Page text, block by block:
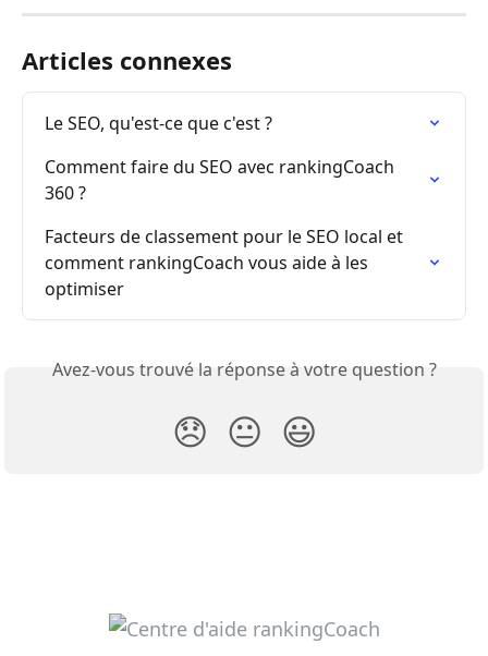
Articles connexes
Le SEO, qu'est-ce que c'est ?
Comment faire du SEO avec rankingCoach
360 ?
Facteurs de classement pour le SEO local et
comment rankingCoach vous aide à les
optimiser
Avez-vous trouvé la réponse à votre question ?
😞 😐 😃